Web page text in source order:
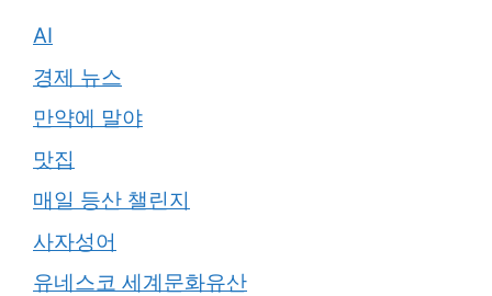
AI
경제 뉴스
만약에 말야
맛집
매일 등산 챌린지
사자성어
유네스코 세계문화유산